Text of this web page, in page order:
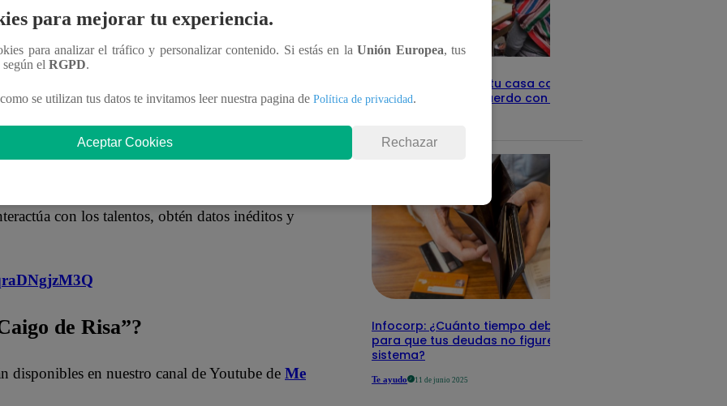
“¿Garfield?” , mientras Rodrigo Sánchez Patiño
Sin embargo, el error ya estaba consumado:
gato naranja.
perdió el retomientras el público comenzó a
con los talentos, obtén datos inéditos y
de Risa”?
disponibles en nuestro canal de Youtube de Me
Revisa con tu DNI si tu casa califica
como pobre, de acuerdo con el Sisfoh
Infocorp: ¿Cuánto tiempo debe pasar
para que tus deudas no figuren en su
sistema?
Te ayudo 11 de junio 2025
para mejorar tu experiencia.
para analizar el tráfico y personalizar contenido. Si estás en laUnión Europea, tus
según el RGPD.
se utilizan tus datos te invitamos leer nuestra pagina de Política de privacidad.
Aceptar Cookies Rechazar